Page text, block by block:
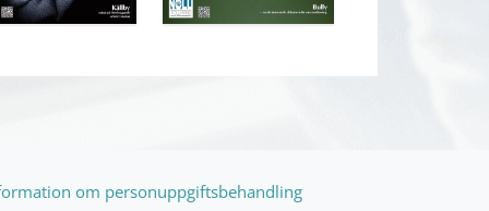
om personuppgiftsbehandling